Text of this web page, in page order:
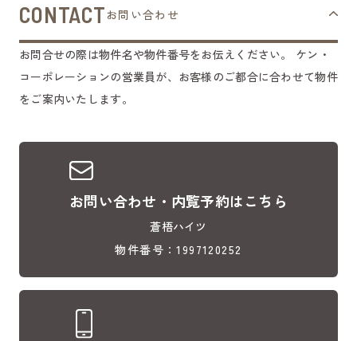
CONTACT お問い合わせ
お問合せの際は物件名や物件番号をお伝えください。
ケン・
コーポレーションの営業員が、お客様のご都合に合わせて物件
をご案内いたします。
お問い合わせ・内覧予約はこちら
蒼梧ハイツ
物件番号：1997120252